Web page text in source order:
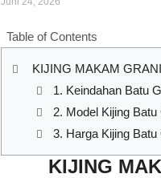
Table of Contents
KIJING MAKAM
1. Keindahan Batu
2. Model Kijing
3. Harga Kijing Batu
KIJING